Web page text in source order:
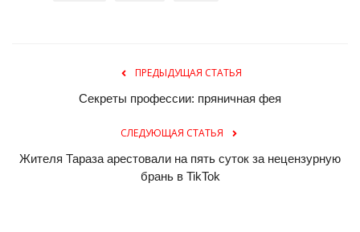
ПРЕДЫДУЩАЯ СТАТЬЯ
Секреты профессии: пряничная фея
СЛЕДУЮЩАЯ СТАТЬЯ
Жителя Тараза арестовали на пять суток за нецензурную
брань в TikTok